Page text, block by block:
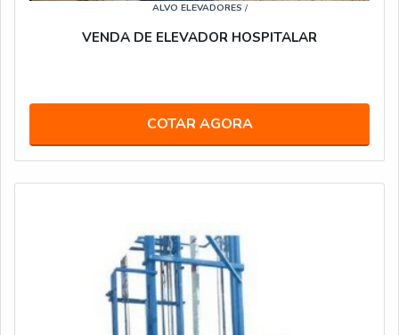
ALVO ELEVADORES /
VENDA DE ELEVADOR HOSPITALAR
COTAR AGORA